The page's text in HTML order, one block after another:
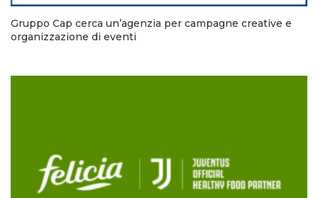
Gruppo Cap cerca un’agenzia per campagne creative e
organizzazione di eventi